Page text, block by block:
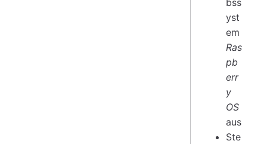
bss
yst
em
Ras
pb
err
y
OS
aus
Ste